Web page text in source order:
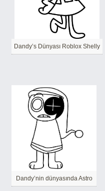
Dandy’s Dünyası Roblox Shelly
Dandy’nin dünyasında Astro